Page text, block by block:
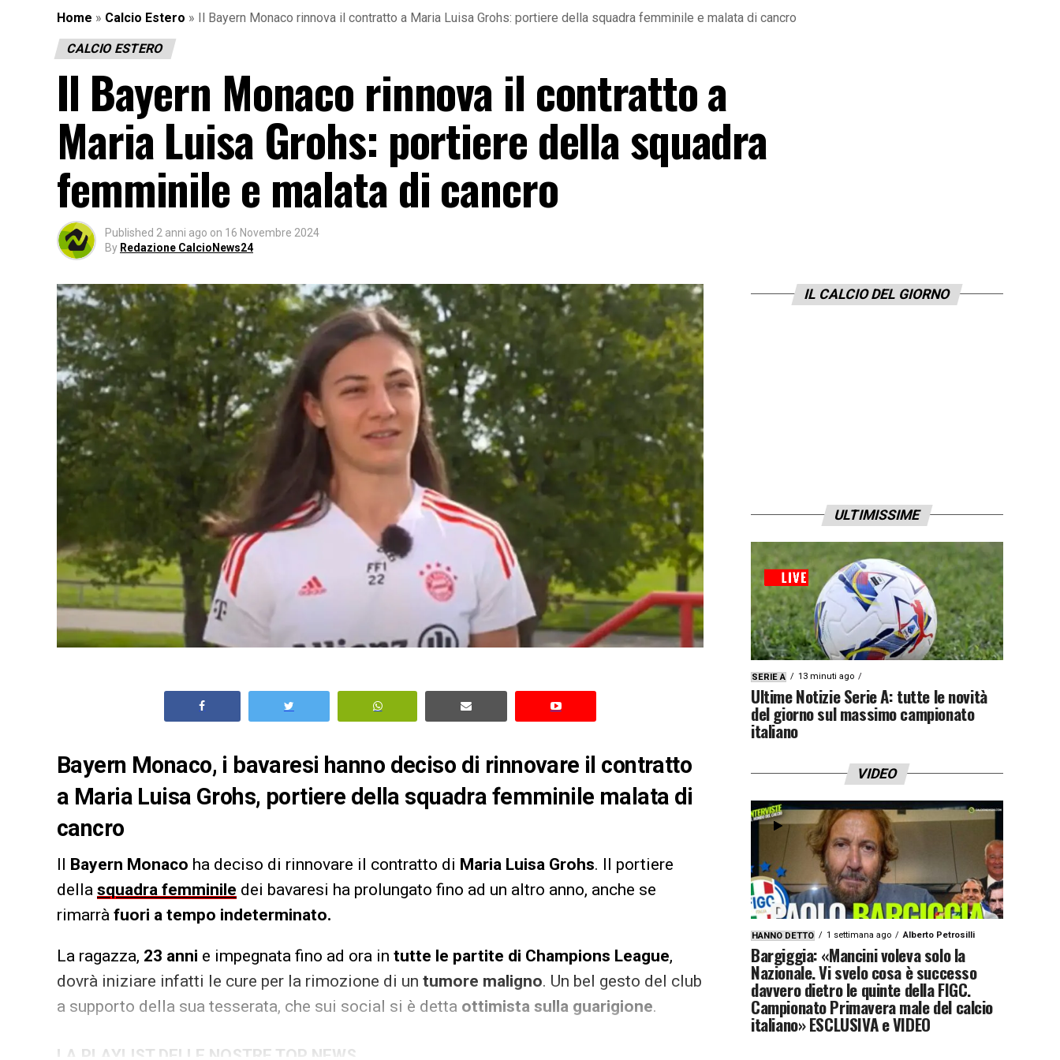
Home » Calcio Estero » Il Bayern Monaco rinnova il contratto a Maria Luisa Grohs: portiere della squadra femminile e malata di cancro
CALCIO ESTERO
Il Bayern Monaco rinnova il contratto a
Maria Luisa Grohs: portiere della squadra
femminile e malata di cancro
Published 2 anni ago on 16 Novembre 2024
By Redazione CalcioNews24
Bayern Monaco, i bavaresi hanno deciso di rinnovare il contratto
a Maria Luisa Grohs, portiere della squadra femminile malata di
cancro
Il Bayern Monaco ha deciso di rinnovare il contratto di Maria Luisa Grohs. Il portiere
della squadra femminile dei bavaresi ha prolungato fino ad un altro anno, anche se
rimarrà fuori a tempo indeterminato.
La ragazza, 23 anni e impegnata fino ad ora in tutte le partite di Champions League,
dovrà iniziare infatti le cure per la rimozione di un tumore maligno. Un bel gesto del club
a supporto della sua tesserata, che sui social si è detta ottimista sulla guarigione.
LA PLAYLIST DELLE NOSTRE TOP NEWS
IL CALCIO DEL GIORNO
ULTIMISSIME
SERIE A 13 minuti ago
Ultime Notizie Serie A: tutte le novità
del giorno sul massimo campionato
italiano
VIDEO
HANNO DETTO 1 settimana ago Alberto Petrosilli
Bargiggia: «Mancini voleva solo la
Nazionale. Vi svelo cosa è successo
davvero dietro le quinte della FIGC.
Campionato Primavera male del calcio
italiano» ESCLUSIVA e VIDEO